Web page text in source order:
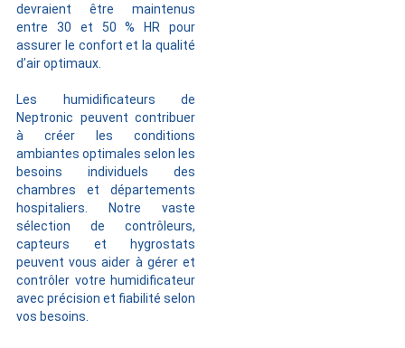
devraient être maintenus
entre 30 et 50 % HR pour
assurer le confort et la qualité
d’air optimaux.
Les humidificateurs de
Neptronic peuvent contribuer
à créer les conditions
ambiantes optimales selon les
besoins individuels des
chambres et départements
hospitaliers. Notre vaste
sélection de contrôleurs,
capteurs et hygrostats
peuvent vous aider à gérer et
contrôler votre humidificateur
avec précision et fiabilité selon
vos besoins.